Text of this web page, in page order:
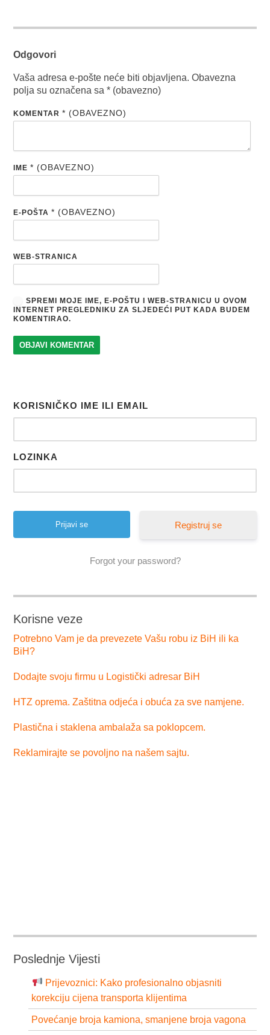
Odgovori
Vaša adresa e-pošte neće biti objavljena. Obavezna
polja su označena sa* (obavezno)
KOMENTAR* (OBAVEZNO)
IME* (OBAVEZNO)
E-POŠTA* (OBAVEZNO)
WEB-STRANICA
SPREMI MOJE IME, E-POŠTU I WEB-STRANICU U OVOM
INTERNET PREGLEDNIKU ZA SLJEDEĆI PUT KADA BUDEM
KOMENTIRAO.
KORISNIČKO IME ILI EMAIL
LOZINKA
Registruj se
Forgot your password?
Korisne veze
Potrebno Vam je da prevezete Vašu robu iz BiH ili ka
BiH?
Dodajte svoju firmu u Logistički adresar BiH
HTZ oprema. Zaštitna odjeća i obuća za sve namjene.
Plastična i staklena ambalaža sa poklopcem.
Reklamirajte se povoljno na našem sajtu.
Poslednje Vijesti
Prijevoznici: Kako profesionalno objasniti
korekciju cijena transporta klijentima
Povećanje broja kamiona, smanjene broja vagona